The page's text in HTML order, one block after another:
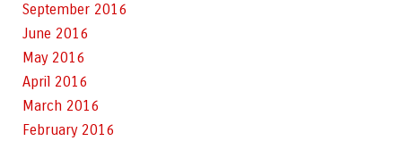
September 2016
June 2016
May 2016
April 2016
March 2016
February 2016